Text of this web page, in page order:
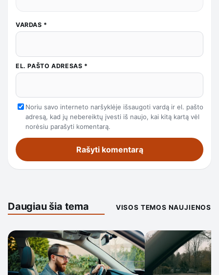
VARDAS *
EL. PAŠTO ADRESAS *
Noriu savo interneto naršyklėje išsaugoti vardą ir el. pašto
adresą, kad jų nebereiktų įvesti iš naujo, kai kitą kartą vėl
norėsiu parašyti komentarą.
Daugiau šia tema VISOS TEMOS NAUJIENOS